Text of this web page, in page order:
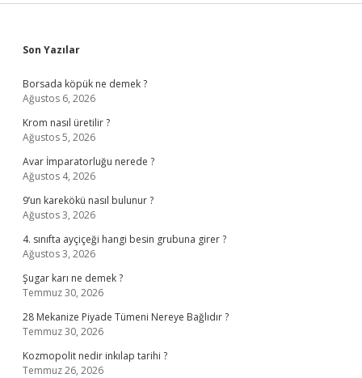
Sidebar
Son Yazılar
Borsada köpük ne demek ?
Ağustos 6, 2026
Krom nasıl üretilir ?
Ağustos 5, 2026
Avar İmparatorluğu nerede ?
Ağustos 4, 2026
9’un karekökü nasıl bulunur ?
Ağustos 3, 2026
4. sınıfta ayçiçeği hangi besin grubuna girer ?
Ağustos 3, 2026
Şugar karı ne demek ?
Temmuz 30, 2026
28 Mekanize Piyade Tümeni Nereye Bağlıdır ?
Temmuz 30, 2026
Kozmopolit nedir inkılap tarihi ?
Temmuz 26, 2026